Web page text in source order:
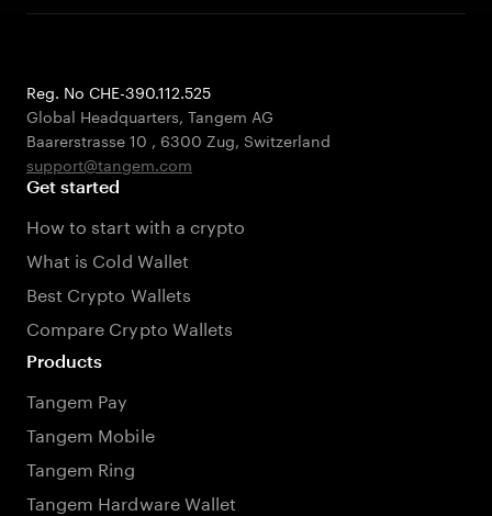
Reg. No CHE-390.112.525
Global Headquarters, Tangem AG
Baarerstrasse 10 , 6300 Zug, Switzerland
support@tangem.com
Get started
How to start with a crypto
What is Cold Wallet
Best Crypto Wallets
Compare Crypto Wallets
Products
Tangem Pay
Tangem Mobile
Tangem Ring
Tangem Hardware Wallet